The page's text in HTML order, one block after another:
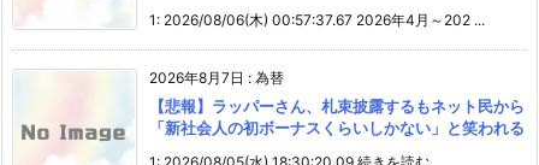
1: 2026/08/06(木) 00:57:37.67 2026年4月～202 ...
2026年8月7日 : 為替
【悲報】ラッパーさん、札束披露するもネット民から
「新社会人の初ボーナスくらいしかない」と笑われる